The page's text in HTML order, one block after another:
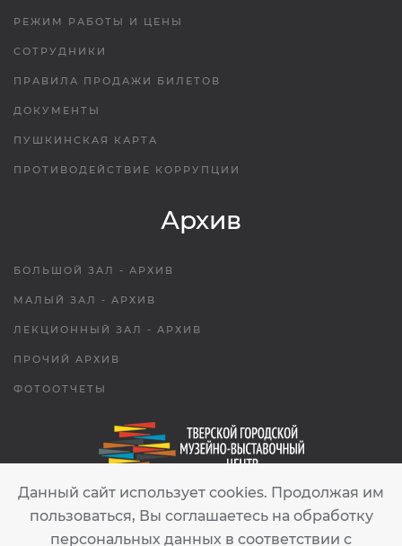
РЕЖИМ РАБОТЫ И ЦЕНЫ
СОТРУДНИКИ
ПРАВИЛА ПРОДАЖИ БИЛЕТОВ
ДОКУМЕНТЫ
ПУШКИНСКАЯ КАРТА
ПРОТИВОДЕЙСТВИЕ КОРРУПЦИИ
Архив
БОЛЬШОЙ ЗАЛ - АРХИВ
МАЛЫЙ ЗАЛ - АРХИВ
ЛЕКЦИОННЫЙ ЗАЛ - АРХИВ
ПРОЧИЙ АРХИВ
ФОТООТЧЕТЫ
tgmvc.tver@gmail.com
Данный сайт использует cookies. Продолжая им
пользоваться, Вы соглашаетесь на обработку
персональных данных в соответствии с